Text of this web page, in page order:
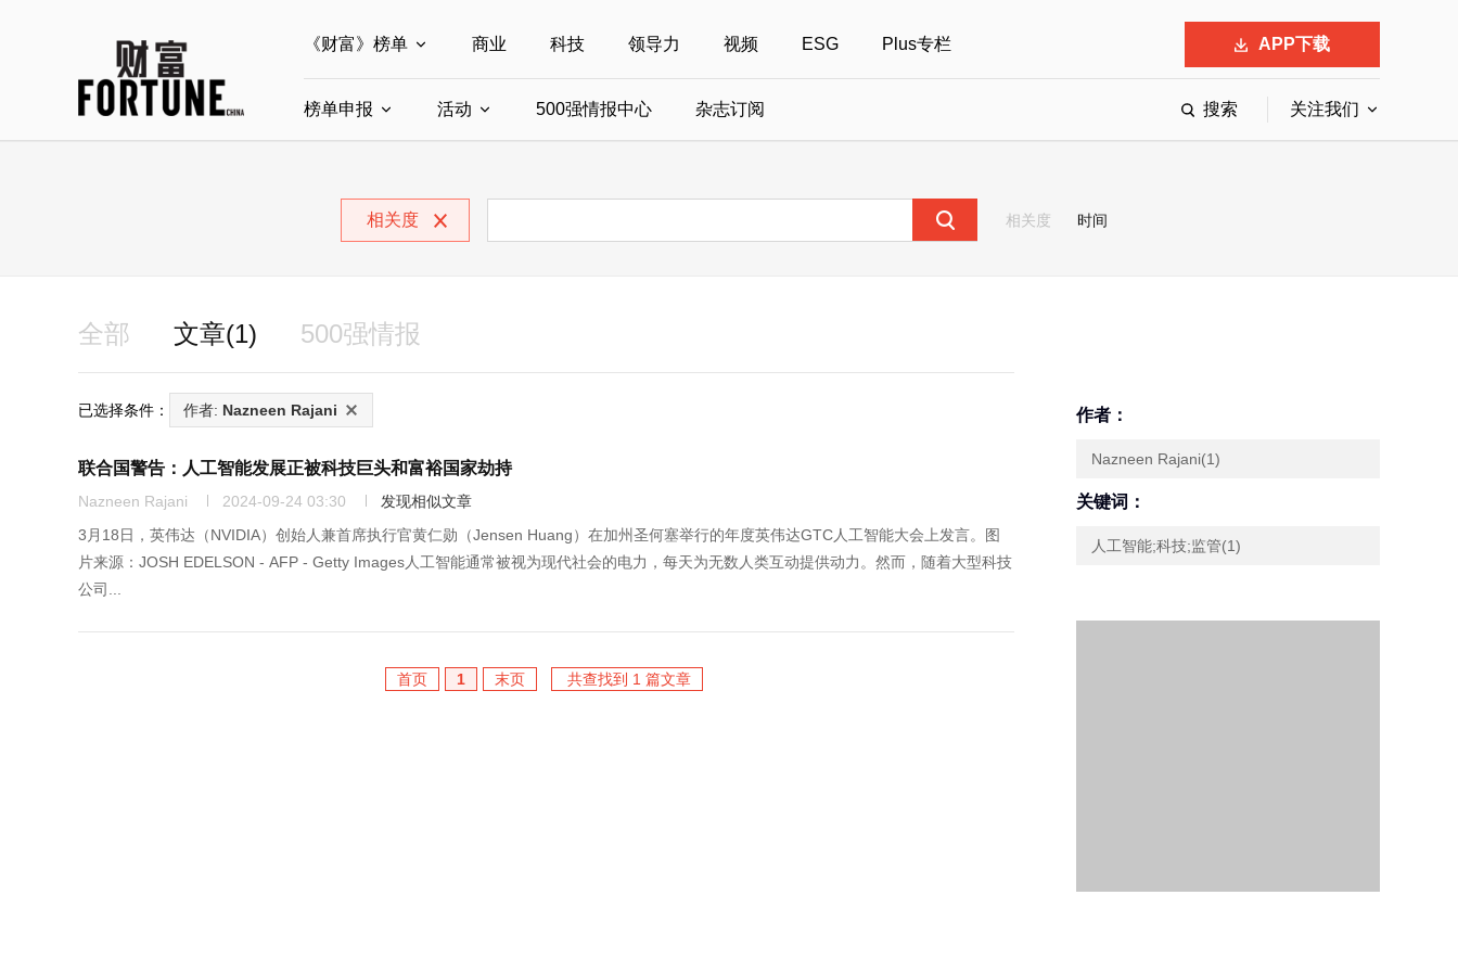
《财富》榜单
全部榜单
中国最具影响力商界女性
商业 科技 领导力 视频 ESG Plus专栏 APP下载
榜单申报
中国ESG影响力榜申报 中国最具社会影响力的创业公司申报
活动
财富40U40创想会
500强情报中心 杂志订阅 搜索 关注我们
相关度 相关度 时间
全部 文章(1) 500强情报
已选择条件： 作者: Nazneen Rajani
联合国警告：人工智能发展正被科技巨头和富裕国家劫持
Nazneen Rajani 2024-09-24 03:30
发现相似文章
3月18日，英伟达（NVIDIA）创始人兼首席执行官黄仁勋（Jensen Huang）在加州圣何塞举行的年度英伟达GTC人工智能大会上发言。图
片来源：JOSH EDELSON - AFP - Getty Images人工智能通常被视为现代社会的电力，每天为无数人类互动提供动力。然而，随着大型科技
公司...
首页 1 末页 共查找到 1 篇文章
作者：
Nazneen Rajani(1)
关键词：
人工智能;科技;监管(1)